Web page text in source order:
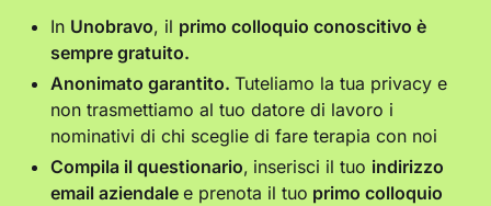
In Unobravo, il primo colloquio conoscitivo è
sempre gratuito.
Anonimato garantito.Tuteliamo la tua privacy e
non trasmettiamo al tuo datore di lavoro i
nominativi di chi sceglie di fare terapia con noi
Compila il questionario, inserisci il tuo indirizzo
email aziendalee prenota il tuo primo colloquio